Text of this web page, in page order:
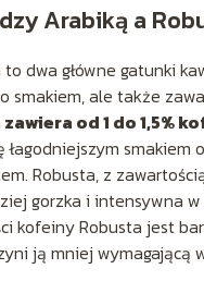
Arabiką a
dwa główne gatunki
smakiem, ale także
od 1 do 1,5%
smakiem
Robusta, z
gorzka i intensywna
kofeiny Robusta jest
ją mniej wymagającą